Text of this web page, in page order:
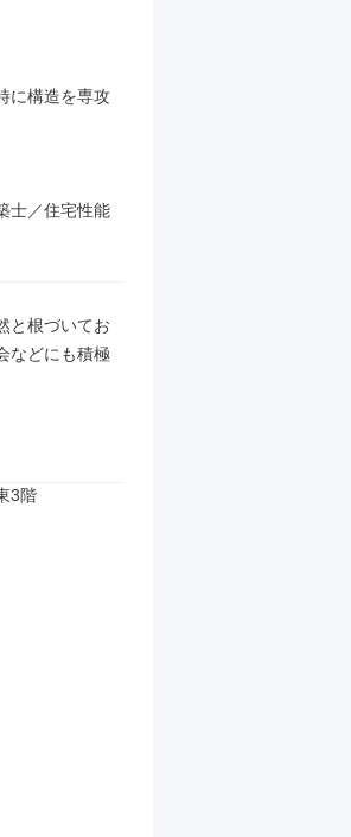
に構造を専攻
士／住宅性能
と根づいてお
などにも積極
3階